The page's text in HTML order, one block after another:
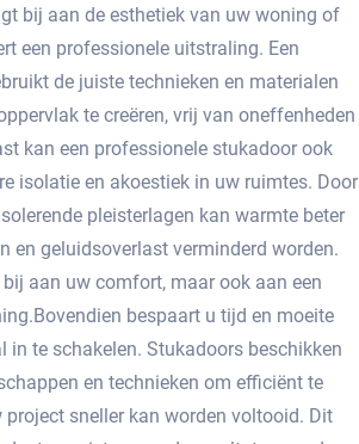
bij aan de esthetiek van uw woning of
een professionele uitstraling.​ Een
de juiste technieken en materialen
te creëren, vrij van oneffenheden
kan een professionele stukadoor ook
isolatie en akoestiek in uw ruimtes. Door
pleisterlagen kan warmte beter
en geluidsoverlast verminderd worden.​
aan uw comfort, maar ook aan een
Bovendien bespaart u tijd en moeite
in te schakelen.​ Stukadoors beschikken
en technieken om efficiënt te
project sneller kan worden voltooid.​ Dit